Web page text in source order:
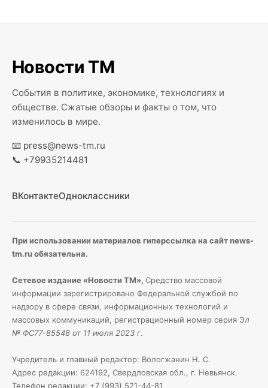
Новости ТМ
События в политике, экономике, технологиях и
обществе. Сжатые обзоры и факты о том, что
изменилось в мире.
📧 press@news-tm.ru
📞 +79935214481
ВКонтактеОдноклассники
При использовании материалов гиперссылка на сайт news-
tm.ru обязательна.
Сетевое издание «Новости ТМ», Средство массовой
информации зарегистрировано Федеральной службой по
надзору в сфере связи, информационных технологий и
массовых коммуникаций, регистрационный номер серия Эл
№ ФС77-85548 от 11 июля 2023 г.
Учредитель и главный редактор: Вологжанин Н. С.
Адрес редакции: 624192, Свердловская обл., г. Невьянск.
Телефон редакции: +7 (993) 521-44-81